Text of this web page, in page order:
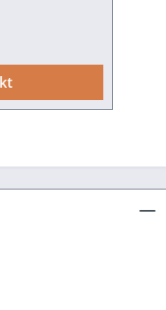
auf 256 reich
vielfältige
Umwelt,
Einblicke in
Preis: